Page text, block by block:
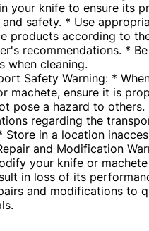
your knife to ensure its
safety. * Use
products according to
recommendations. *
when cleaning.
Safety Warning: *
machete, ensure it is
pose a hazard to
regarding the
Store in a location
and Modification
your knife or
in loss of its
and modifications to